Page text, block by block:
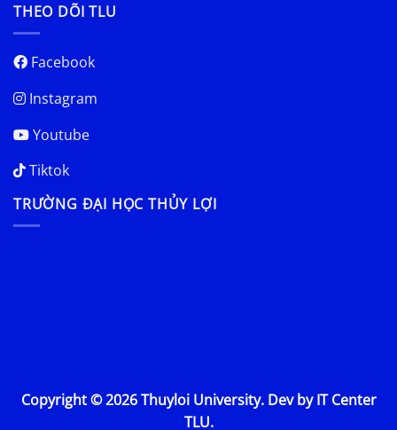
THEO DÕI TLU
Facebook
Instagram
Youtube
Tiktok
TRƯỜNG ĐẠI HỌC THỦY LỢI
Copyright © 2026 Thuyloi University. Dev by IT Center
TLU.